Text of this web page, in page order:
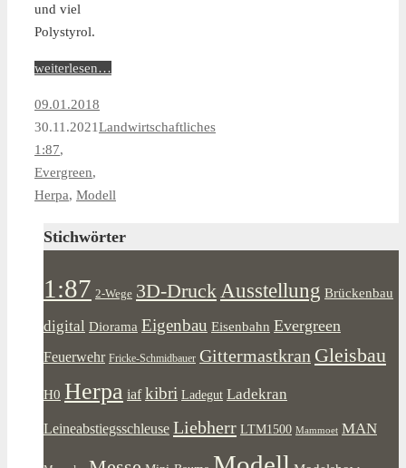
und viel
Polystyrol.
weiterlesen…
09.01.2018
30.11.2021Landwirtschaftliches
1:87,
Evergreen,
Herpa, Modell
Stichwörter
1:87 2-Wege 3D-Druck Ausstellung Brückenbau
digital Diorama Eigenbau Eisenbahn Evergreen
Feuerwehr Fricke-Schmidbauer Gittermastkran Gleisbau
H0 Herpa iaf kibri Ladegut Ladekran
Leineabstiegsschleuse Liebherr LTM1500 Mammoet MAN